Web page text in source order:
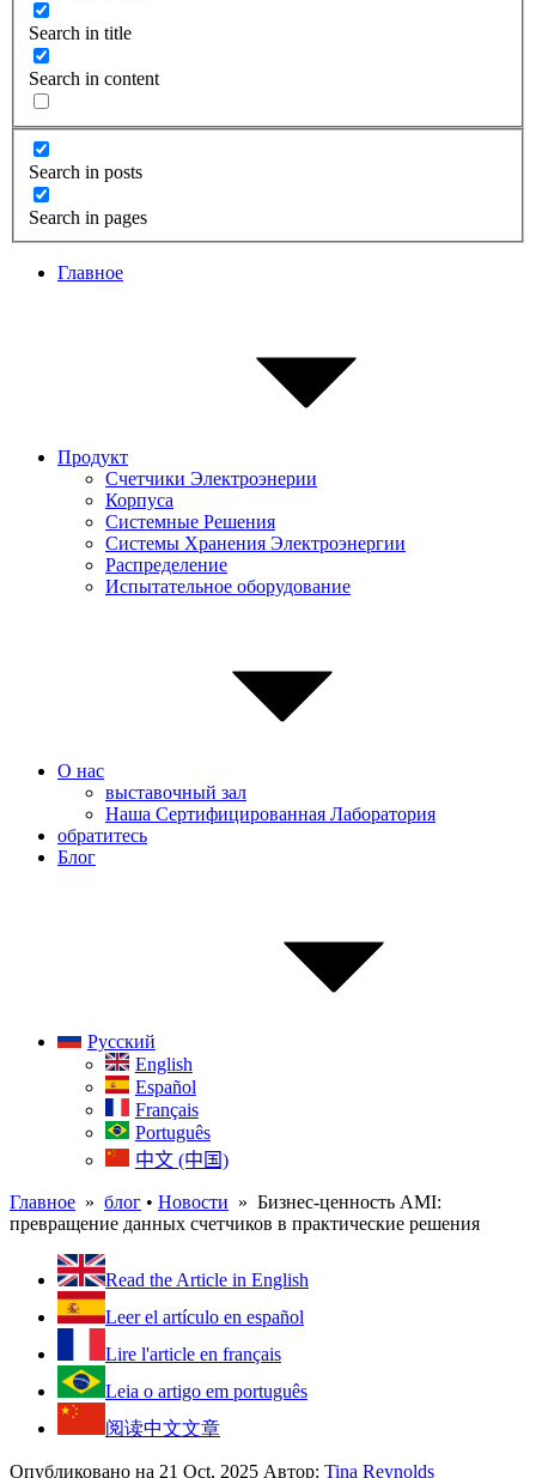
Search in title
Search in content
Search in posts
Search in pages
Главное
Продукт
Счетчики Электроэнерии
Корпуса
Системные Pешения
Системы Хранения Электроэнергии
Распределение
Испытательное оборудование
О нас
выставочный зал
Наша Сертифицированная Лаборатория
обратитесь
Блог
Русский
English
Español
Français
Português
中文 (中国)
Главное » блог • Новости » Бизнес-ценность AMI:
превращение данных счетчиков в практические решения
Read the Article in English
Leer el artículo en español
Lire l'article en français
Leia o artigo em português
阅读中文文章
Опубликовано на 21 Oct, 2025 Автор: Tina Reynolds